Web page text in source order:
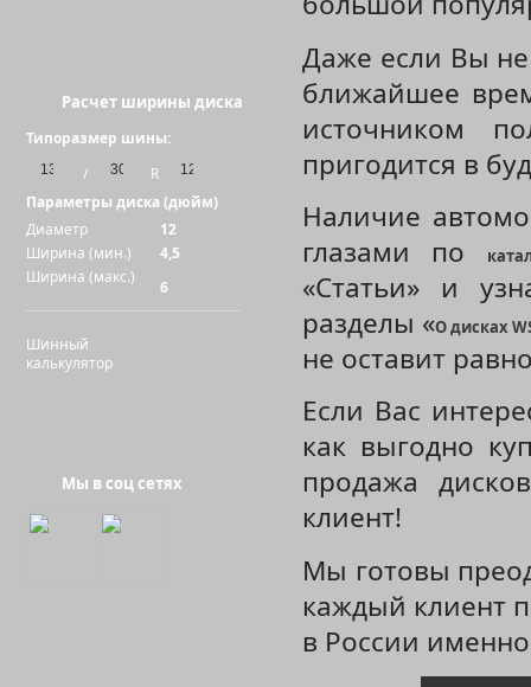
W3804
W3404
Даже если Вы
ближайшее
источником
пригодится в
Наличие
глазами по
«Статьи» и
разделы «О дисках
не оставит
Если Вас
как выгодно
продажа
клиент!
Мы готовы
каждый клиент
в России
Расчет ширины диска
Типоразмер шины:
/
R
Параметры диска (дюйм)
Диаметр
12
Ширина (мин.)
4,5
Ширина (макс.)
6
Шинный
калькулятор
Мы в соц сетях